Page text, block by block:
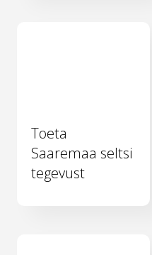
Toeta
Saaremaa seltsi
tegevust